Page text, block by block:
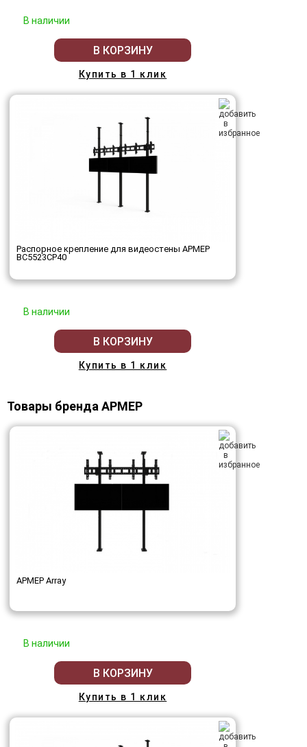
В наличии
В КОРЗИНУ
Купить в 1 клик
Распорное крепление для видеостены АРМЕР
ВС5523СР40
В наличии
В КОРЗИНУ
Купить в 1 клик
Товары бренда АРМЕР
АРМЕР Array
В наличии
В КОРЗИНУ
Купить в 1 клик